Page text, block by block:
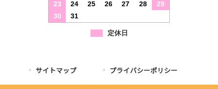
23
24 25 26 27 28
29
30
31
定休日
サイトマップ プライバシーポリシー